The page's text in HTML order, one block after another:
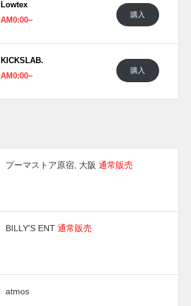
Lowtex
AM0:00~
購入
KICKSLAB.
AM0:00~
購入
プーマストア原宿, 大阪 通常販売
BILLY'S ENT 通常販売
atmos